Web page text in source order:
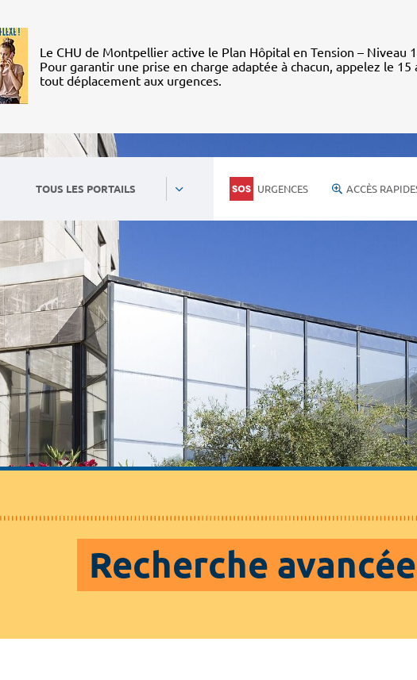
Le CHU de Montpellier active le Plan Hôpital en Tension – Niveau
Pour garantir une prise en charge adaptée à chacun, appelez le 15
tout déplacement aux urgences.
TOUS LES PORTAILS URGENCES ACCÈS
Recherche avancée